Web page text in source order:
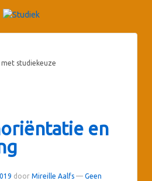
studiekeuze
en
door Mireille Aalfs — Geen